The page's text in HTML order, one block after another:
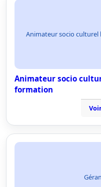
Animateur socio culturel
Animateur socio
formation